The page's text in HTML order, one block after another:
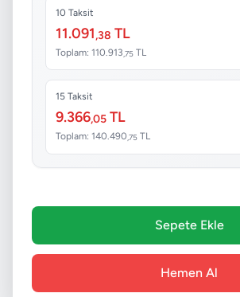
10 Taksit
11.091,38 TL
Toplam: 110.913 ,75 TL
15 Taksit
9.366,05 TL
Toplam: 140.490,75 TL
Sepete Ekle
Hemen Al